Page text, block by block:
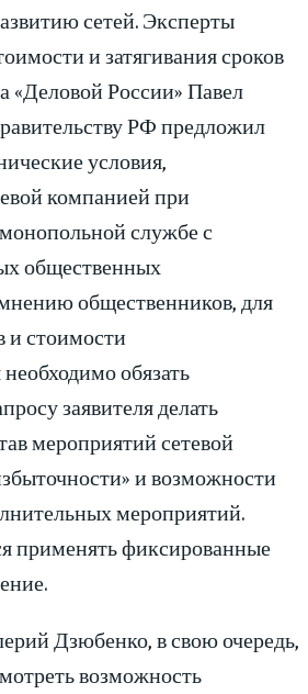
сетей. Эксперты
и затягивания сроков
«Деловой России» Павел
РФ предложил
условия,
компанией при
службе с
общественных
общественников, для
и стоимости
обязать
заявителя делать
мероприятий сетевой
и возможности
мероприятий.
применять фиксированные
Дзюбенко, в свою очередь,
возможность